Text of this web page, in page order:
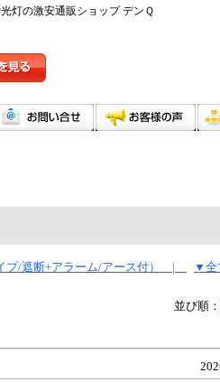
灯の激安通販ショップ デンＱ
プ/遮断+アラーム/アース付） |
▼全
並び順：